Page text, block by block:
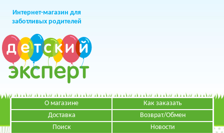
Интернет-магазин для
заботливых родителей
+7 (499)391-49-83Телефон в Москве
О магазине
Как заказать
Доставка
Возврат/Обмен
Поиск
Новости